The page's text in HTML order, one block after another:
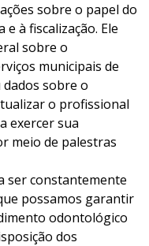
sobre o papel do
à fiscalização. Ele
sobre o
municipais de
dados sobre o
o profissional
exercer sua
meio de palestras
ser constantemente
possamos garantir
odontológico
dos